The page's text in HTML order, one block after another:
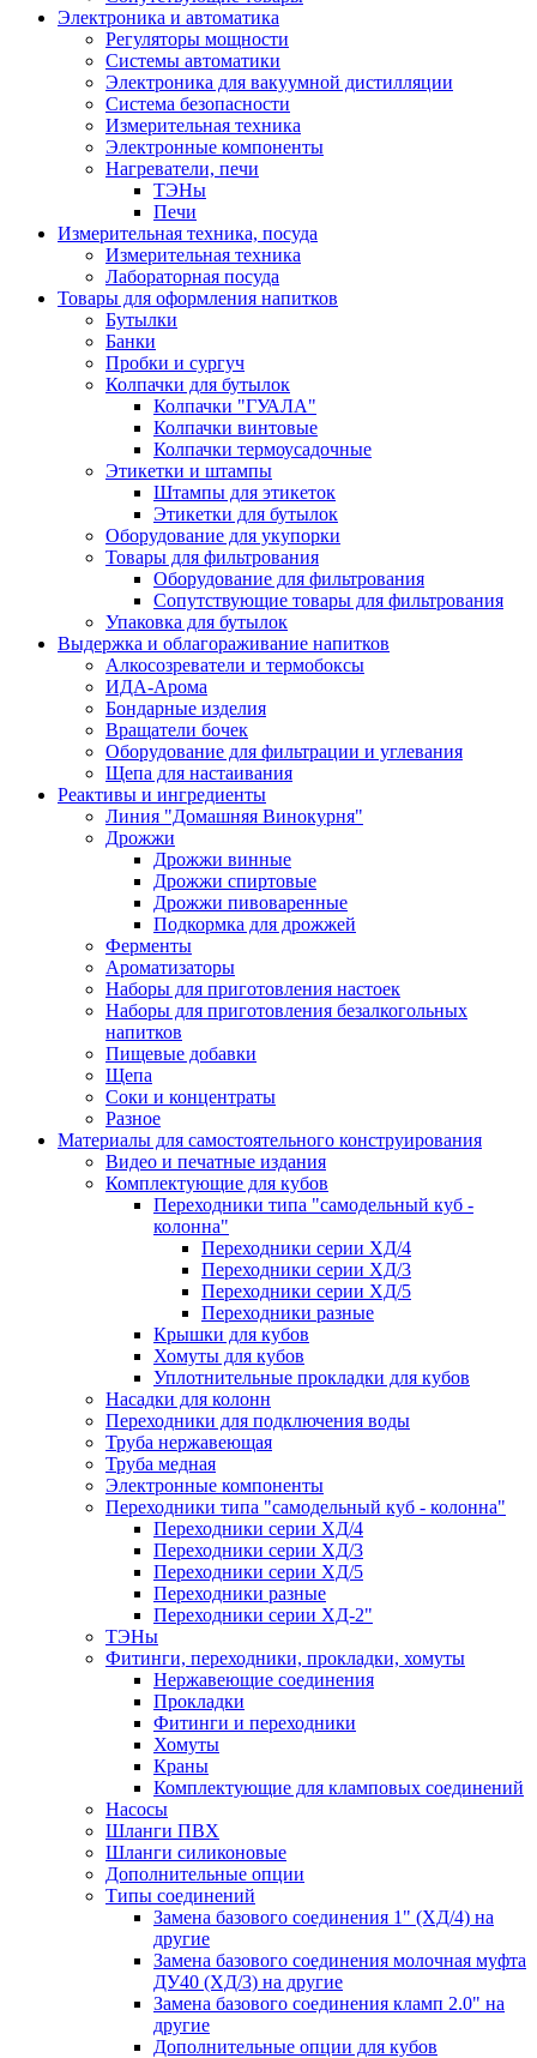
Электроника и автоматика
Регуляторы мощности
Системы автоматики
Электроника для вакуумной дистилляции
Система безопасности
Измерительная техника
Электронные компоненты
Нагреватели, печи
ТЭНы
Печи
Измерительная техника, посуда
Измерительная техника
Лабораторная посуда
Товары для оформления напитков
Бутылки
Банки
Пробки и сургуч
Колпачки для бутылок
Колпачки "ГУАЛА"
Колпачки винтовые
Колпачки термоусадочные
Этикетки и штампы
Штампы для этикеток
Этикетки для бутылок
Оборудование для укупорки
Товары для фильтрования
Оборудование для фильтрования
Сопутствующие товары для фильтрования
Упаковка для бутылок
Выдержка и облагораживание напитков
Алкосозреватели и термобоксы
ИДА-Арома
Бондарные изделия
Вращатели бочек
Оборудование для фильтрации и углевания
Щепа для настаивания
Реактивы и ингредиенты
Линия "Домашняя Винокурня"
Дрожжи
Дрожжи винные
Дрожжи спиртовые
Дрожжи пивоваренные
Подкормка для дрожжей
Ферменты
Ароматизаторы
Наборы для приготовления настоек
Наборы для приготовления безалкогольных
напитков
Пищевые добавки
Щепа
Соки и концентраты
Разное
Материалы для самостоятельного конструирования
Видео и печатные издания
Комплектующие для кубов
Переходники типа "самодельный куб -
колонна"
Переходники серии ХД/4
Переходники серии ХД/3
Переходники серии ХД/5
Переходники разные
Крышки для кубов
Хомуты для кубов
Уплотнительные прокладки для кубов
Насадки для колонн
Переходники для подключения воды
Труба нержавеющая
Труба медная
Электронные компоненты
Переходники типа "самодельный куб - колонна"
Переходники серии ХД/4
Переходники серии ХД/3
Переходники серии ХД/5
Переходники разные
Переходники серии ХД-2"
ТЭНы
Фитинги, переходники, прокладки, хомуты
Нержавеющие соединения
Прокладки
Фитинги и переходники
Хомуты
Краны
Комплектующие для кламповых соединений
Насосы
Шланги ПВХ
Шланги силиконовые
Дополнительные опции
Типы соединений
Замена базового соединения 1" (ХД/4) на
другие
Замена базового соединения молочная муфта
ДУ40 (ХД/3) на другие
Замена базового соединения кламп 2.0" на
другие
Дополнительные опции для кубов